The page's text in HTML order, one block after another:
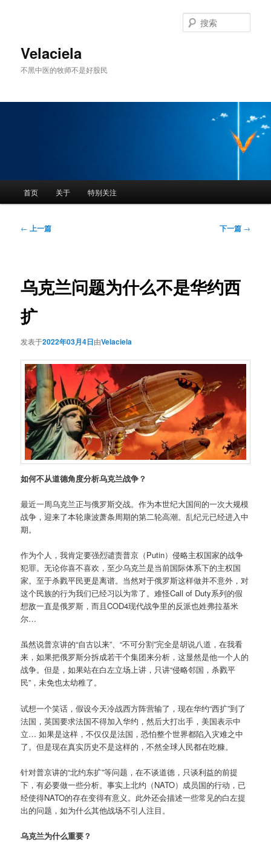
Velaciela
不黑中医的牧师不是好股民
索
首页 关于 特别关注
文
← 上一篇 下一篇 →
乌克兰问题为什么不是华约西
扩
发表于2022年03月4日由Velaciela
如何不从道德角度分析乌克兰战争？
最近一周乌克兰正与俄罗斯交战。作为本世纪大国间的一次大规模
战争，迎来了本轮康波萧条周期的第二轮高潮。乱纪元已经进入中
期。
作为个人，我肯定要强烈谴责普京（Putin）侵略主权国家的战争
犯罪。无论你喜不喜欢，至少乌克兰是当前国际体系下的主权国
家。至于杀戮平民更是离谱。当然对于俄罗斯这样做并不意外，对
这个民族的行为我们已经习以为常了。难怪Call of Duty系列的假
想敌一直是俄罗斯，而且COD4现代战争里的反派也姓弗拉基米
尔…
虽然说普京讲的“自古以来”、“不可分割”完全是胡说八道，在我看
来，如果把俄罗斯分拆成若干个集团来分析，这显然是他一个人的
战争。但是，如果站在白左立场上讲，只讲“侵略邻国，杀戮平
民”，未免也太幼稚了。
试想一个笑话，假设今天冷战西方阵营输了，现在华约“西扩”到了
法国，英国要求法国不得加入华约，然后大打出手，美国表示中
立… 如果是这样，不仅仅是法国，恐怕整个世界都陷入灾难之中
了。但是现在真实历史不是这样的，不然全球人民都在吃糠。
针对普京讲的“北约东扩”等问题，在不谈道德，只谈利益的前提
下，有必要做一些分析。事实上北约（NATO）成员国的行动，已
经使得NATO的存在变得有意义。此外还会描述一些常见的白左提
出的问题，如为什么其他战场不引人注目。
乌克兰为什么重要？